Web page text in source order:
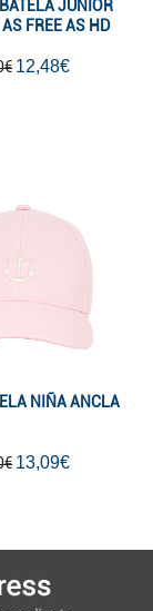
JUNIOR
FREE AS HD
12,48€
NIÑA ANCLA
13,09€